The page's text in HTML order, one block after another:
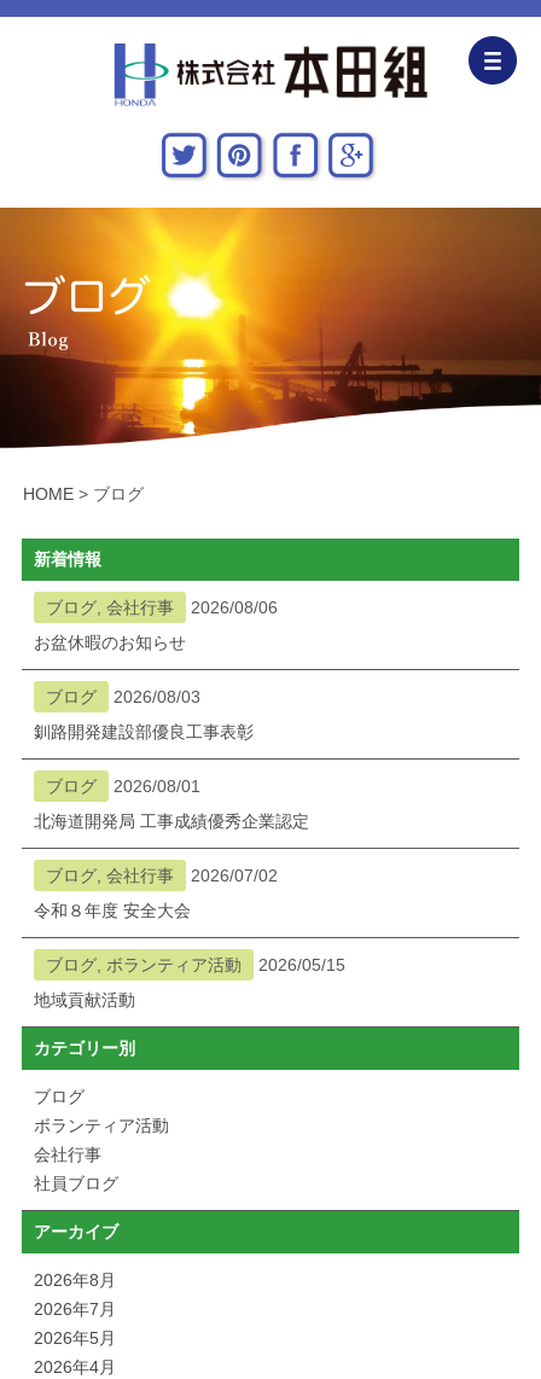
企業情報
CSR活動
主な施工実績
関連会社
お問い合わせ・アクセス
HOME > ブログ
新着情報
ブログ, 会社行事
2026/08/06
お盆休暇のお知らせ
ブログ
2026/08/03
釧路開発建設部優良工事表彰
ブログ
2026/08/01
北海道開発局 工事成績優秀企業認定
ブログ, 会社行事
2026/07/02
令和８年度 安全大会
ブログ, ボランティア活動
2026/05/15
地域貢献活動
カテゴリー別
ブログ
ボランティア活動
会社行事
社員ブログ
アーカイブ
2026年8月
2026年7月
2026年5月
2026年4月